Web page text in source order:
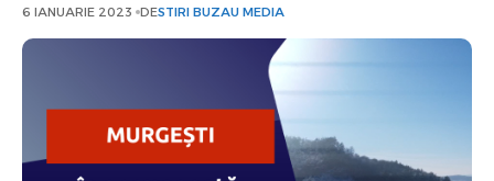
6 IANUARIE 2023 DESTIRI BUZAU MEDIA